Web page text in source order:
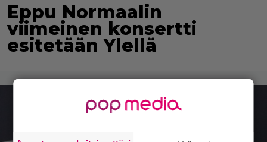
Eppu Normaalin
viimeinen konsertti
esitetään Ylellä